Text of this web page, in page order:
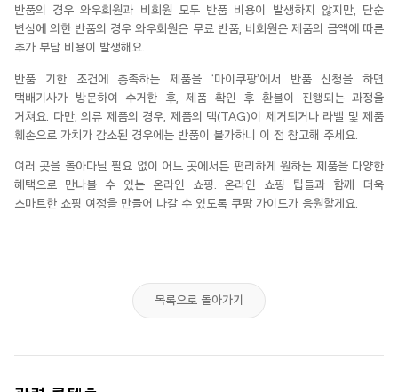
반품의
경우 와우회원과 비회원 모두 반품 비용이 발생하지 않지만, 단순
변심에 의한 반품의 경우 와우회원은 무료 반품, 비회원은 제품의 금액에
따른
추가 부담 비용이 발생해요.
반품 기한 조건에 충족하는 제품을 ‘마이쿠팡’에서 반품 신청을
하면
택배기사가
방문하여 수거한 후,제품 확인 후 환불이 진행되는
과정을
거 쳐요 다만, 의류 제품의 경우 제품의 택(TAG)이 제거되거나 라벨 및 제품
훼손으로 가치가 감소된 경우에는 반품이 불가하니 이 점 참고해 주세요
여러 곳을 돌아다닐 필요 없이 어느 곳에서든 편리하게 원하는 제품을 다양한
혜택으로
만나볼수 있는 온라인 쇼핑. 온라인 쇼핑 팁들과 함께
더욱
스마트한 쇼핑 여정을 만들어 나갈 수 있도록 쿠팡 가이드가 응원할게요.
목록으로 돌아가기